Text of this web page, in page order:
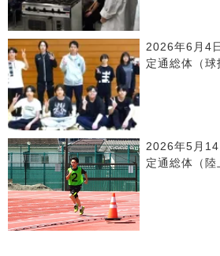
2026年6月4
定通総体（球
2026年5月14
定通総体（陸